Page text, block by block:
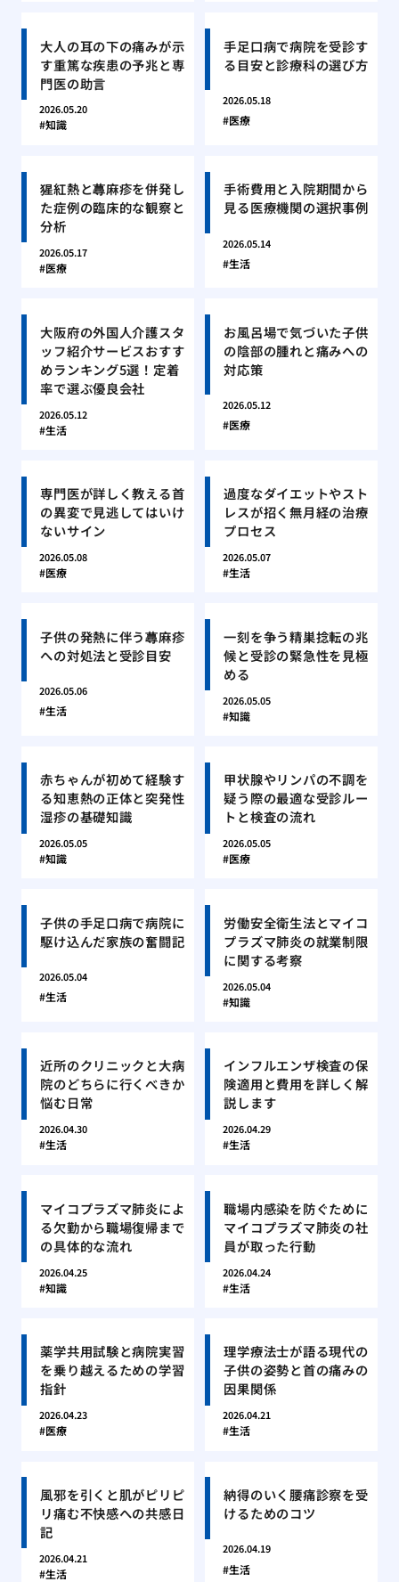
大人の耳の下の痛みが示
す重篤な疾患の予兆と専
門医の助言
2026.05.20
知識
手足口病で病院を受診す
る目安と診療科の選び方
2026.05.18
医療
猩紅熱と蕁麻疹を併発し
た症例の臨床的な観察と
分析
2026.05.17
医療
手術費用と入院期間から
見る医療機関の選択事例
2026.05.14
生活
大阪府の外国人介護スタ
ッフ紹介サービスおすす
めランキング5選！定着
率で選ぶ優良会社
2026.05.12
生活
お風呂場で気づいた子供
の陰部の腫れと痛みへの
対応策
2026.05.12
医療
専門医が詳しく教える首
の異変で見逃してはいけ
ないサイン
2026.05.08
医療
過度なダイエットやスト
レスが招く無月経の治療
プロセス
2026.05.07
生活
子供の発熱に伴う蕁麻疹
への対処法と受診目安
2026.05.06
生活
一刻を争う精巣捻転の兆
候と受診の緊急性を見極
める
2026.05.05
知識
赤ちゃんが初めて経験す
る知恵熱の正体と突発性
湿疹の基礎知識
2026.05.05
知識
甲状腺やリンパの不調を
疑う際の最適な受診ルー
トと検査の流れ
2026.05.05
医療
子供の手足口病で病院に
駆け込んだ家族の奮闘記
2026.05.04
生活
労働安全衛生法とマイコ
プラズマ肺炎の就業制限
に関する考察
2026.05.04
知識
近所のクリニックと大病
院のどちらに行くべきか
悩む日常
2026.04.30
生活
インフルエンザ検査の保
険適用と費用を詳しく解
説します
2026.04.29
生活
マイコプラズマ肺炎によ
る欠勤から職場復帰まで
の具体的な流れ
2026.04.25
知識
職場内感染を防ぐために
マイコプラズマ肺炎の社
員が取った行動
2026.04.24
生活
薬学共用試験と病院実習
を乗り越えるための学習
指針
2026.04.23
医療
理学療法士が語る現代の
子供の姿勢と首の痛みの
因果関係
2026.04.21
生活
風邪を引くと肌がピリピ
リ痛む不快感への共感日
記
2026.04.21
生活
納得のいく腰痛診察を受
けるためのコツ
2026.04.19
生活